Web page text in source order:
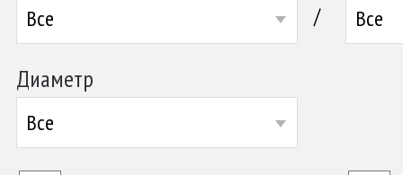
Все / Все
Диаметр
Все